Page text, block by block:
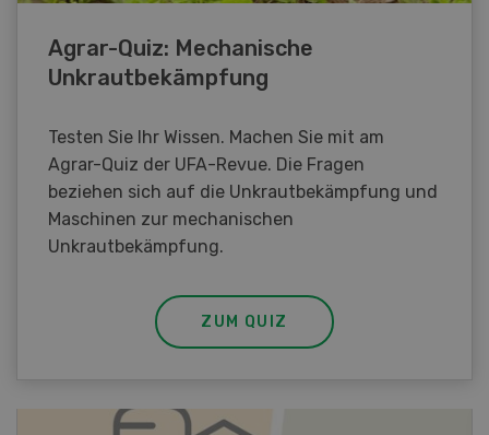
Agrar-Quiz: Mechanische
Unkrautbekämpfung
Testen Sie Ihr Wissen. Machen Sie mit am
Agrar-Quiz der UFA-Revue. Die Fragen
beziehen sich auf die Unkrautbekämpfung und
Maschinen zur mechanischen
Unkrautbekämpfung.
ZUM QUIZ